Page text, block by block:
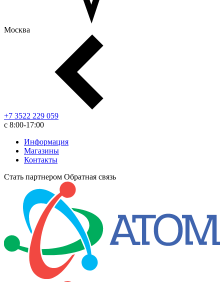
Москва
+7 3522 229 059
с 8:00-17:00
Информация
Магазины
Контакты
Стать партнером Обратная связь